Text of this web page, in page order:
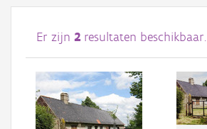
Afbeeldingen
#BeeldIndeKijker
Hergebruik
Over ons
Er zijn 2 resultaten beschikbaar.